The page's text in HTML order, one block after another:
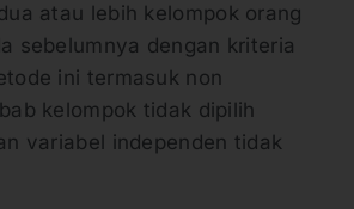
atau lebih kelompok orang
sebelumnya dengan kriteria
ini termasuk non
kelompok tidak dipilih
variabel independen tidak